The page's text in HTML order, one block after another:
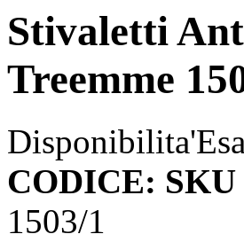
Stivaletti
Treemme
Disponibilita'
CODICE: SKU
1503/1